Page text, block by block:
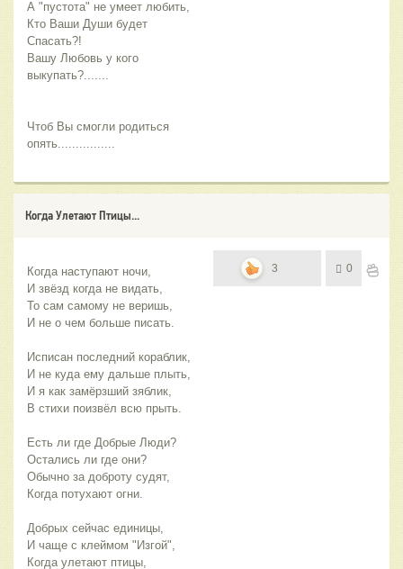
А "пустота" не умеет любить,
Кто Ваши Души будет
Спасать?!
Вашу Любовь у кого
выкупать?.......
Чтоб Вы смогли родиться
опять................
Когда Улетают Птицы...
Когда наступают ночи,
И звёзд когда не видать,
То сам самому не веришь,
И не о чем больше писать.
Исписан последний кораблик,
И не куда ему дальше плыть,
И я как замёрзший зяблик,
В стихи поизвёл всю прыть.
Есть ли где Добрые Люди?
Остались ли где они?
Обычно за доброту судят,
Когда потухают огни.
Добрых сейчас единицы,
И чаще с клеймом "Изгой",
Когда улетают птицы,
3 0